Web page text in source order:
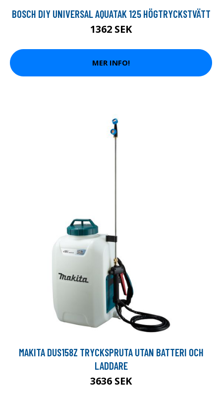
BOSCH DIY UNIVERSAL AQUATAK 125 HÖGTRYCKSTVÄTT
1362 SEK
MER INFO!
MAKITA DUS158Z TRYCKSPRUTA UTAN BATTERI OCH
LADDARE
3636 SEK